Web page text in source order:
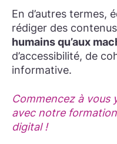
En d’autres termes,
rédiger des
humains qu’aux
d’accessibilité, de
informative.
Commencez à vous
avec notre
digital !